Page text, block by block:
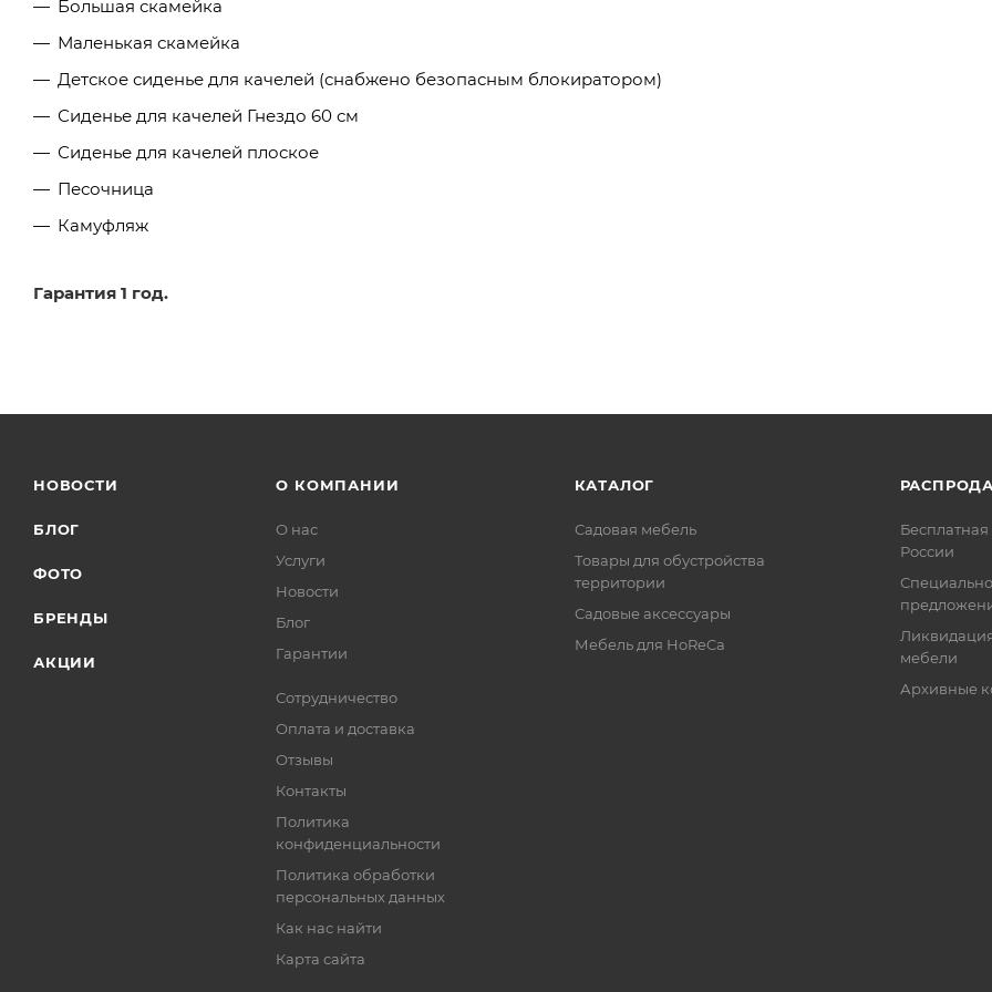
Большая скамейка
Маленькая скамейка
Детское сиденье для качелей (снабжено безопасным блокиратором)
Сиденье для качелей Гнездо 60 см
Сиденье для качелей плоское
Песочница
Камуфляж
Гарантия 1 год.
НОВОСТИ
БЛОГ
ФОТО
БРЕНДЫ
АКЦИИ
О КОМПАНИИ
О нас
Услуги
Новости
Блог
Гарантии
Сотрудничество
Оплата и доставка
Отзывы
Контакты
Политика
конфиденциальности
Политика обработки
персональных данных
Как нас найти
Карта сайта
КАТАЛОГ
Садовая мебель
Товары для обустройства
территории
Садовые аксессуары
Мебель для HoReCa
Бесплатная
России
мебели
Архивные